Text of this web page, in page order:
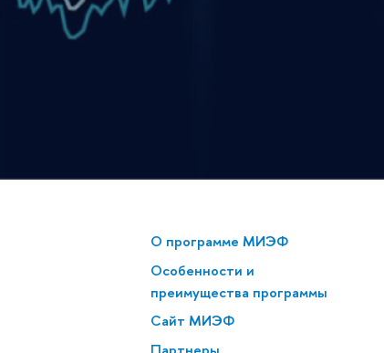
О программе МИЭФ
Особенности и
преимущества программы
Сайт МИЭФ